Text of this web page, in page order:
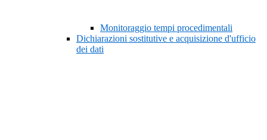
Monitoraggio tempi procedimentali
Dichiarazioni sostitutive e acquisizione d'ufficio
dei dati